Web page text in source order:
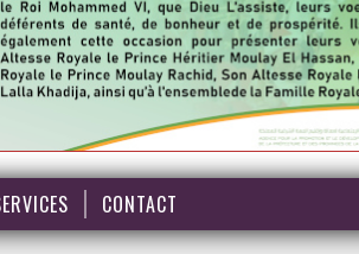
CONTACT